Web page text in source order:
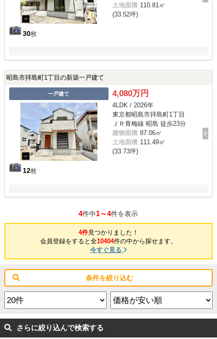
30枚
土地面積 110.81㎡
(33.52坪)
昭島市拝島町1丁目の新築一戸建て
一戸建て
12枚
4,080万円
4LDK / 2026年
東京都昭島市拝島町1丁目
ＪＲ青梅線 昭島 徒歩23分
建物面積 87.06㎡
土地面積 111.49㎡
(33.73坪)
4件中1～4件を表示
4件見つかりました！
会員登録をすると全10404件の中から探せます。
今すぐ見る
条件を絞り込む
さらに絞り込んで検索する